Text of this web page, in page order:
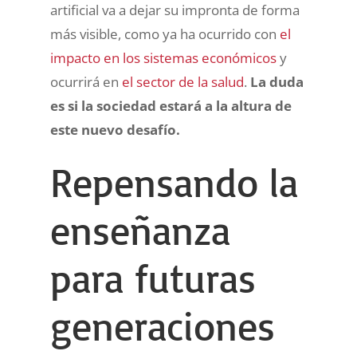
artificial va a dejar su impronta de forma
más visible, como ya ha ocurrido con el
impacto en los sistemas económicosy
ocurrirá en el sector de la salud. La duda
es si la sociedad estará a la altura de
este nuevo desafío.
Repensando la
enseñanza
para futuras
generaciones